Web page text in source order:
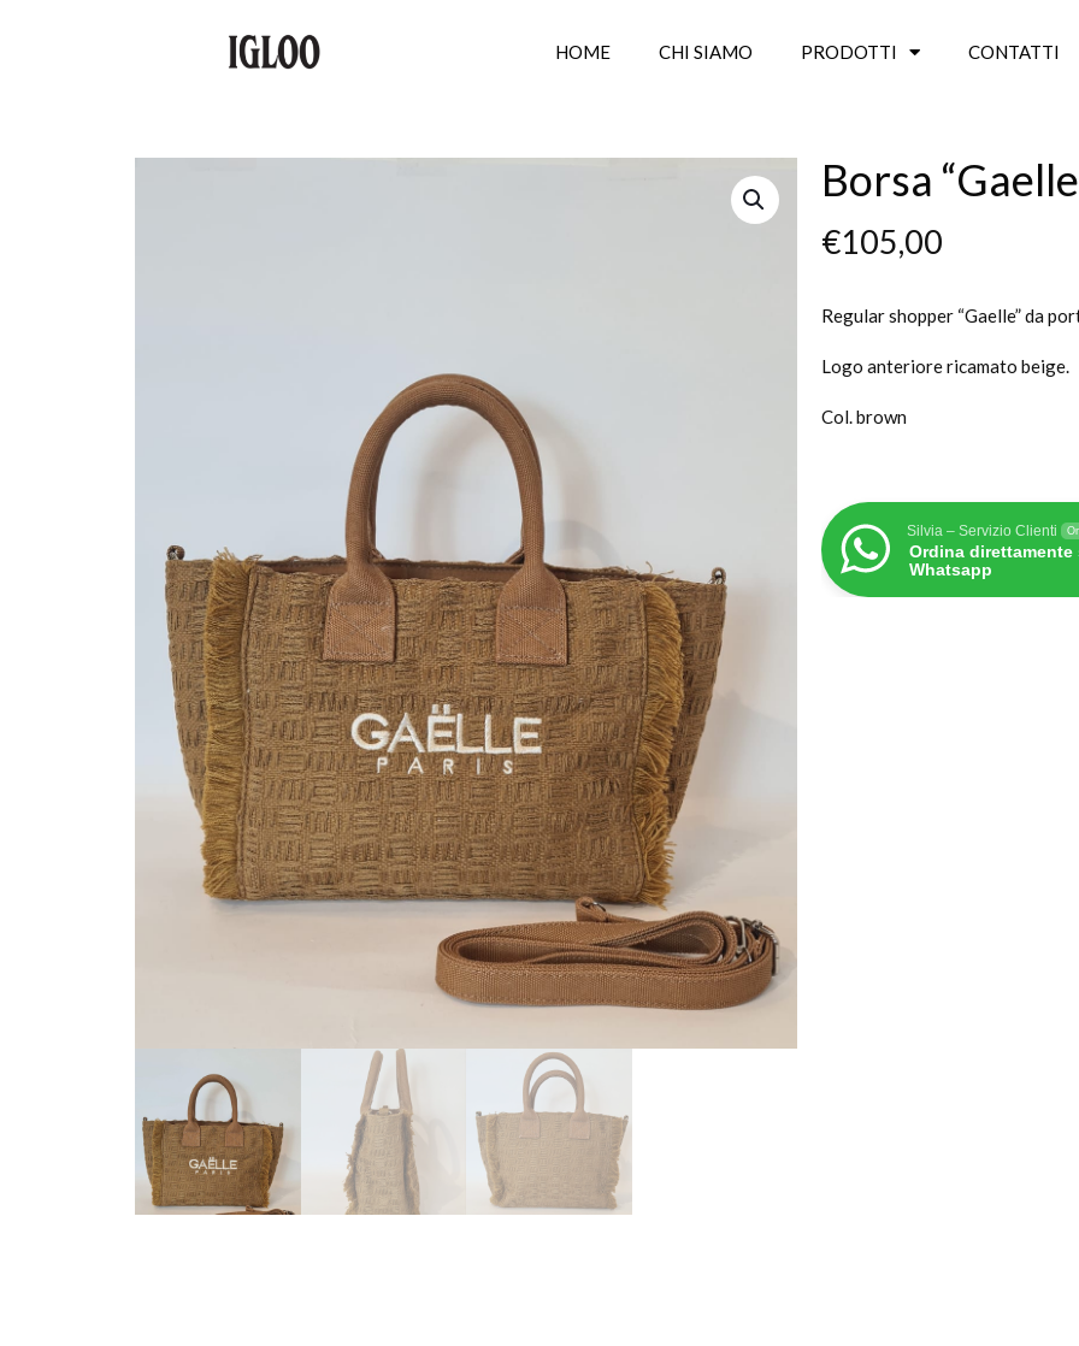
HOME CHI SIAMO PRODOTTI CONTATTI
Borsa
€105,00
Regular shopper “Gaelle” da
Logo anteriore ricamato beige.
Col. brown
Silvia – Servizio Clienti
Ordina direttamente
Whatsapp